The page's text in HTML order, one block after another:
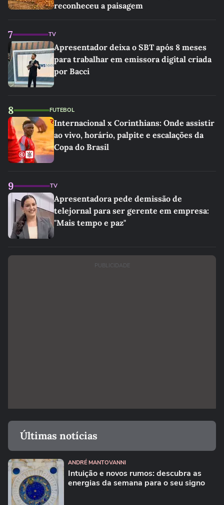
reconheceu a paisagem
7 TV
Apresentador deixa o SBT após 8 meses
para trabalhar em emissora digital criada
por Bacci
8 FUTEBOL
Internacional x Corinthians: Onde assistir
ao vivo, horário, palpite e escalações da
Copa do Brasil
9 TV
Apresentadora pede demissão de
telejornal para ser gerente em empresa:
"Mais tempo e paz"
PUBLICIDADE
Últimas notícias
ANDRÉ MANTOVANNI
Intuição e novos rumos: descubra as
energias da semana para o seu signo